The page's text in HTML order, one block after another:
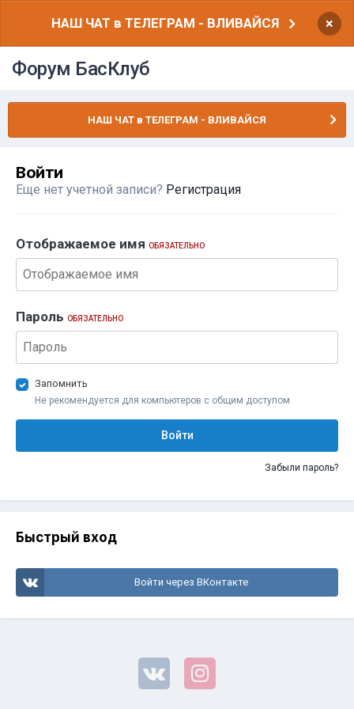
НАШ ЧАТ в ТЕЛЕГРАМ - ВЛИВАЙСЯ ×
Форум БасКлуб
НАШ ЧАТ в ТЕЛЕГРАМ - ВЛИВАЙСЯ
Войти
Еще нет учетной записи? Регистрация
Отображаемое имя ОБЯЗАТЕЛЬНО
Пароль ОБЯЗАТЕЛЬНО
Запомнить
Не рекомендуется для компьютеров с общим доступом
Войти
Забыли пароль?
Быстрый вход
Войти через ВКонтакте